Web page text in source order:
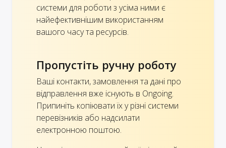
системи для роботи з усіма ними є
найефективнішим використанням
вашого часу та ресурсів.
Пропустіть ручну роботу
Ваші контакти, замовлення та дані про
відправлення вже існують в Ongoing.
Припиніть копіювати їх у різні системи
перевізників або надсилати
електронною поштою.